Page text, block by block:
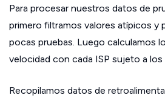
Para procesar nuestros datos de
primero filtramos valores atípicos y
pocas pruebas. Luego calculamos
velocidad con cada ISP sujeto a
Recopilamos datos de